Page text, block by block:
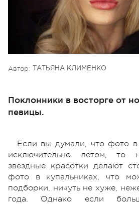
Автор: ТАТЬЯНА КЛИМЕНКО
Поклонники в восторге от
певицы.
Если вы думали, что фото в
исключительно летом, то
звездные красотки делают
фото в купальниках, что
подборки, ничуть не хуже,
года. Однако если